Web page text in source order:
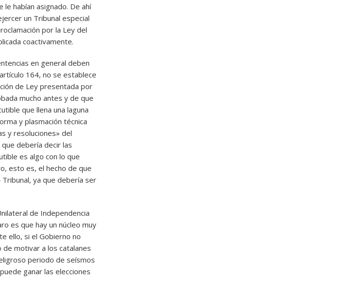
habían asignado. De ahí
un Tribunal especial
por la Ley del
coactivamente.
en general deben
164, no se establece
de Ley presentada por
mucho antes y de que
que llena una laguna
y plasmación técnica
y resoluciones» del
debería decir las
es algo con lo que
esto es, el hecho de que
ya que debería ser
de Independencia
es que hay un núcleo muy
ello, si el Gobierno no
motivar a los catalanes
periodo de seísmos
ganar las elecciones